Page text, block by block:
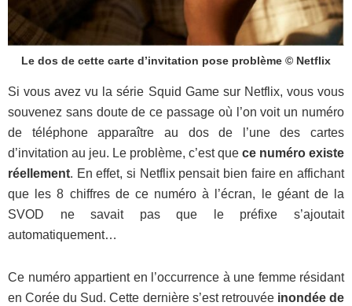
Le dos de cette carte d’invitation pose problème © Netflix
Si vous avez vu la série Squid Game sur Netflix, vous vous
souvenez sans doute de ce passage où l’on voit un numéro
de téléphone apparaître au dos de l’une des cartes
d’invitation au jeu. Le problème, c’est que ce numéro existe
réellement. En effet, si Netflix pensait bien faire en affichant
que les 8 chiffres de ce numéro à l’écran, le géant de la
SVOD ne savait pas que le préfixe s’ajoutait
automatiquement…
Ce numéro appartient en l’occurrence à une femme résidant
en Corée du Sud. Cette dernière s’est retrouvéeinondée de